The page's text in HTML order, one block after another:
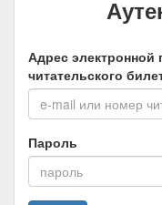
Адрес
читательского
Пароль